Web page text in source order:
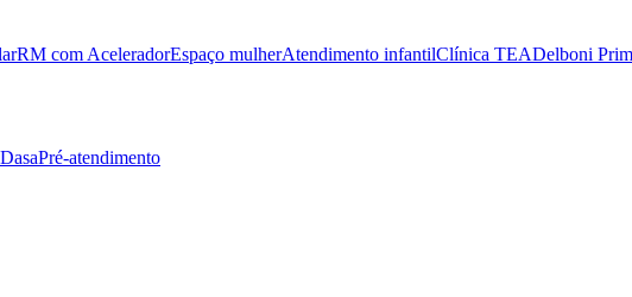
RM com AceleradorEspaço mulherAtendimento infantilClínica TEADelboni
Pré-atendimento